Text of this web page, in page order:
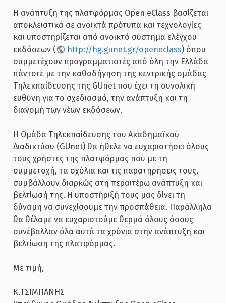
Η ανάπτυξη της πλατφόρμας Open eClass βασίζεται
αποκλειστικά σε ανοικτά πρότυπα και τεχνολογίες
και υποστηρίζεται από ανοικτό σύστημα ελέγχου
εκδόσεων (
http://hg.gunet.gr/openeclass) όπου
συμμετέχουν προγραμματιστές από όλη την Ελλάδα
πάντοτε με την καθοδήγηση της κεντρικής ομάδας
Τηλεκπαίδευσης της GUnet που έχει τη συνολική
ευθύνη για το σχεδιασμό, την ανάπτυξη και τη
διανομή των νέων εκδόσεων.
Η Ομάδα Τηλεκπαίδευσης του Ακαδημαϊκού
Διαδικτύου (GUnet) θα ήθελε να ευχαριστήσει όλους
τους χρήστες της πλατφόρμας που με τη
συμμετοχή, τα σχόλια και τις παρατηρήσεις τους,
συμβάλλουν διαρκώς στη περαιτέρω ανάπτυξη και
βελτίωσή της. Η υποστήριξή τους μας δίνει τη
δύναμη να συνεχίσουμε την προσπάθεια. Παράλληλα
θα θέλαμε να ευχαριστούμε θερμά όλους όσους
συνέβαλλαν όλα αυτά τα χρόνια στην ανάπτυξη και
βελτίωση της πλατφόρμας.
Με τιμή,
Κ.ΤΣΙΜΠΑΝΗΣ